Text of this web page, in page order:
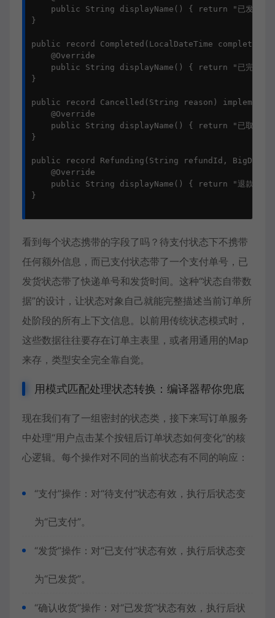
public String displayName() { return "已发货";
}
public record Completed(LocalDateTime
    @Override
public String displayName() { return "已完成";
}
public record Cancelled(String reason)
    @Override
public String displayName() { return "已取消";
}
public record Refunding(String refundId,
    @Override
public String displayName() { return "退款中";
}
看到每个状态携带的字段了吗？待支付状态下不携带
任何额外信息，而已支付状态带了一个支付单号，已
发货状态带了快递单号和发货时间。这种“状态自带数
据”的设计，让状态对象自己就能完整描述当前订单所
处阶段的所有上下文信息。以前用传统状态模式时，
这些数据往往要存在订单主表里，或者用通用的Map
来存， 类型安全完全靠自觉。
用模式匹配处理状态转换：编译器帮你兜底
现在我们有了一组密封的状态类，接下来写订单服务
中处理“用户点击某个按钮后订单状态如何变化”的核
心逻辑。每个操作对不同的当前状态有不同的响应：
“支付”操作：对“待支付”状态有效，执行后状态变
为“已支付”。
“发货”操作：对“已支付”状态有效，执行后状态变
为“已发货”。
“确认收货”操作：对“已发货”状态有效，执行后状